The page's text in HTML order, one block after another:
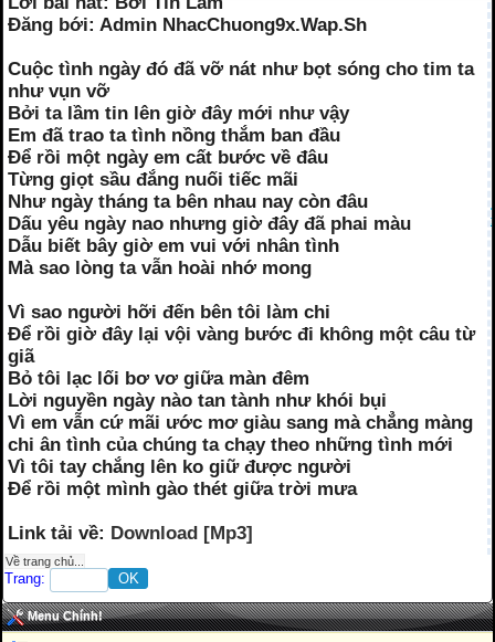
Đăng bới: Admin NhacChuong9x.Wap.Sh
Cuộc tình ngày đó đã vỡ nát như bọt sóng cho tim ta
như vụn vỡ
Bởi ta lầm tin lên giờ đây mới như vậy
Em đã trao ta tình nồng thắm ban đầu
Để rồi một ngày em cất bước về đâu
Từng giọt sầu đắng nuối tiếc mãi
Như ngày tháng ta bên nhau nay còn đâu
Dấu yêu ngày nao nhưng giờ đây đã phai màu
Dẫu biết bây giờ em vui với nhân tình
Mà sao lòng ta vẫn hoài nhớ mong
Vì sao người hỡi đến bên tôi làm chi
Để rồi giờ đây lại vội vàng bước đi không một câu từ
giã
Bỏ tôi lạc lối bơ vơ giữa màn đêm
Lời nguyền ngày nào tan tành như khói bụi
Vì em vẫn cứ mãi ước mơ giàu sang mà chẳng màng
chi ân tình của chúng ta chạy theo những tình mới
Vì tôi tay chắng lên ko giữ được người
Để rồi một mình gào thét giữa trời mưa
Link tải về: Download [Mp3]
Về trang chủ...
Trang:
Menu Chính!